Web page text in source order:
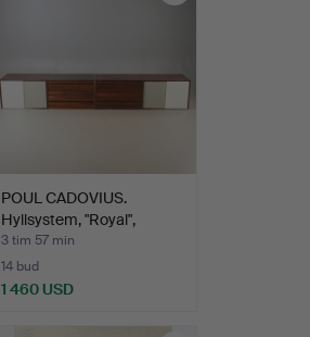
POUL CADOVIUS.
Hyllsystem, "Royal",
jakara…
3 tim 57 min
14 bud
1 460 USD